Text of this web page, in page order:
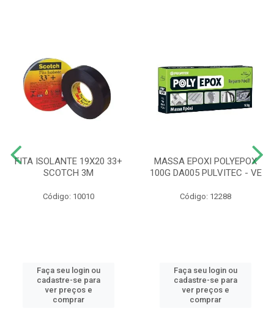
FITA ISOLANTE 19X20 33+
SCOTCH 3M
Código: 10010
Faça seu login ou
cadastre-se para
ver preços e
comprar
MASSA EPOXI POLYEPOX
100G DA005 PULVITEC - VE
Código: 12288
Faça seu login ou
cadastre-se para
ver preços e
comprar